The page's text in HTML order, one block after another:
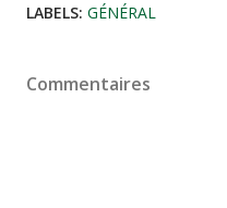
LABELS: GÉNÉRAL
Commentaires